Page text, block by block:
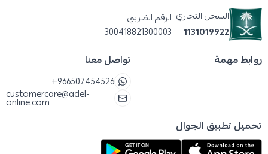
السجل التجاري
1131019922
الرقم الضريبي
300418821300003
روابط مهمة تواصل معنا
+966507454526
customercare@adel-
online.com
تحميل تطبيق الجوال